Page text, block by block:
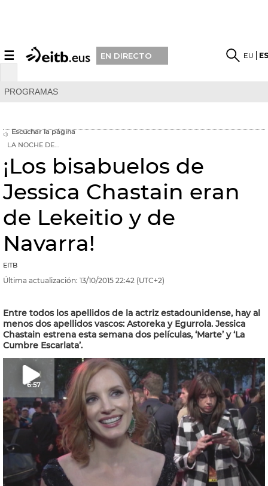
☰ EN DIRECTO EU
PROGRAMAS
Escuchar la página
LA NOCHE DE...
¡Los bisabuelos de
Jessica Chastain eran
de Lekeitio y de
Navarra!
EITB
Última actualización: 13/10/2015 22:42 (UTC+2)
Entre todos los apellidos de la actriz estadounidense, hay al
menos dos apellidos vascos: Astoreka y Egurrola. Jessica
Chastain estrena esta semana dos películas, ‘Marte’ y ‘La
Cumbre Escarlata’.
6:57